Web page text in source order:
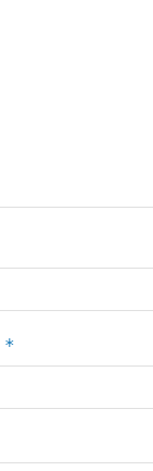
*